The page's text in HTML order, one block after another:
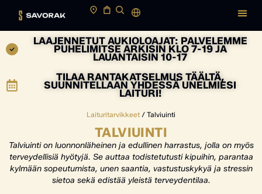
LAAJENNETUT AUKIOLOAJAT: PALVELEMME
PUHELIMITSE ARKISIN KLO 7-19 JA
LAUANTAISIN 10-17
TILAA RANTAKATSELMUS TÄÄLTÄ,
SUUNNITELLAAN YHDESSÄ UNELMIESI
LAITURI!
Laituritarvikkeet / Talviuinti
TALVIUINTI
Talviuinti on luonnonläheinen ja edullinen harrastus, jolla on myös
terveydellisiä hyötyjä. Se auttaa todistetutusti kipuihin, parantaa
kylmään sopeutumista, unen saantia, vastustuskykyä ja stressin
sietoa sekä edistää yleistä terveydentilaa.